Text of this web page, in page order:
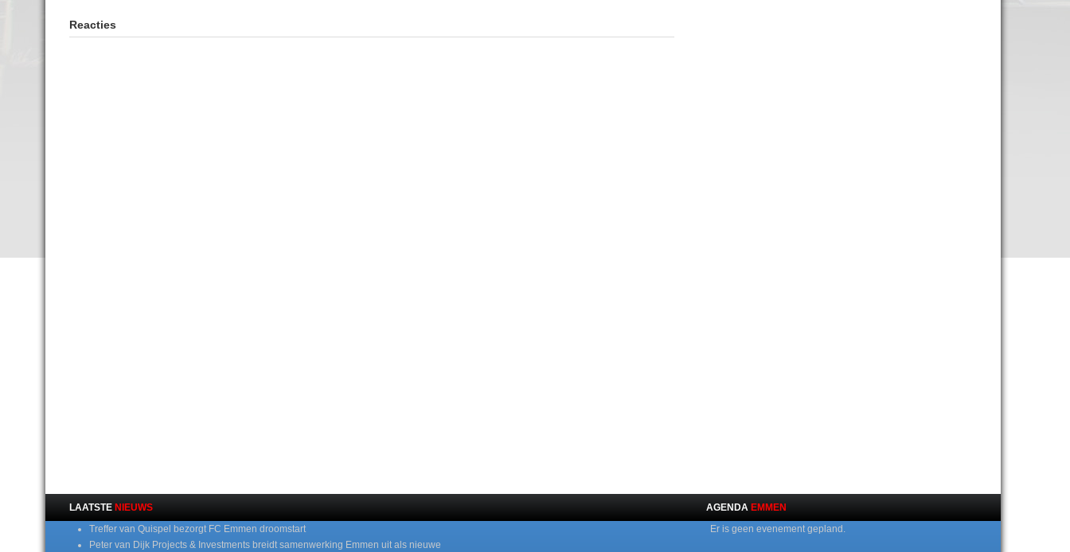
Reacties
LAATSTE NIEUWS
Treffer van Quispel bezorgt FC Emmen droomstart
Peter van Dijk Projects & Investments breidt samenwerking Emmen uit als nieuwe
AGENDA EMMEN
Er is geen evenement gepland.